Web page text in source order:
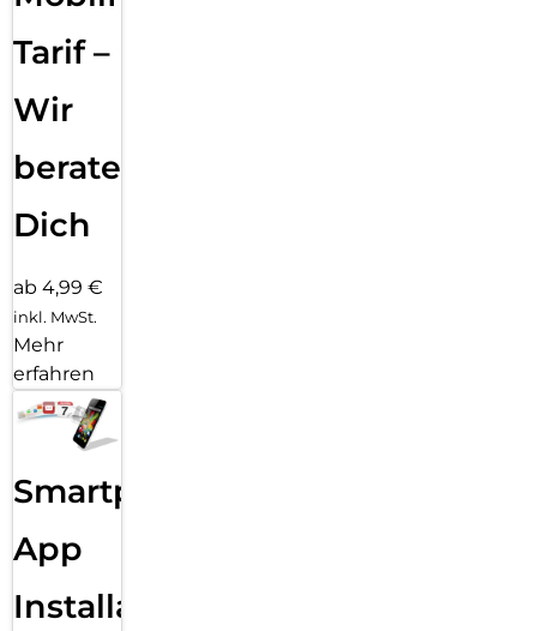
Klicks entfernt: Kombiniere deinen Displayschutz und deine
Hülle mit PanzerGlass PicturePerfect oder Hoops.
ausgewählter Produkte aus dem PanzerGlass Kernsortiment.
Tarif –
Wir
beraten
Dich
ab 4,99 €
inkl. MwSt.
Mehr
erfahren
Smartphone
App
Installation